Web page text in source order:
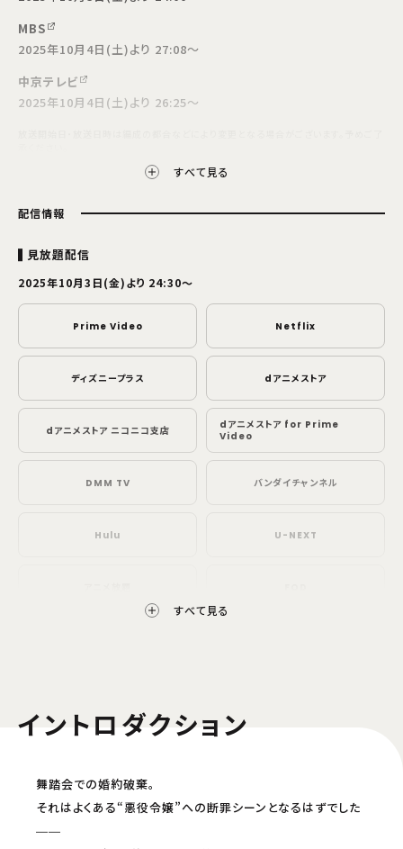
MBS
2025年10月4日(土)より 27:08～
中京テレビ
2025年10月4日(土)より 26:25～
すべて見る
配信情報
見放題配信
2025年10月3日(金)より 24:30～
Prime Video Netflix
ディズニープラス dアニメストア
dアニメストア ニコニコ支店
dアニメストア for Prime
Video
DMM TV バンダイチャンネル
Hulu U-NEXT
すべて見る
イントロダクション
舞踏会での婚約破棄。
それはよくある“悪役令嬢”への断罪シーンとなるはずでした
――